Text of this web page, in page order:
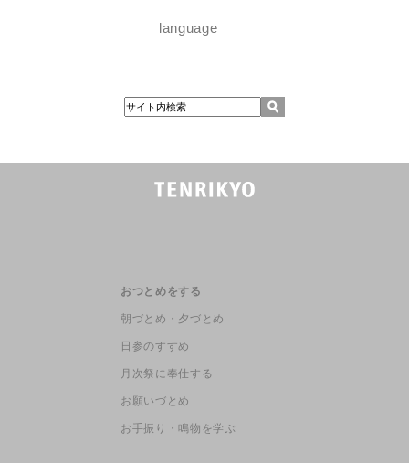
language
おつとめをする
朝づとめ・夕づとめ
日参のすすめ
月次祭に奉仕する
お願いづとめ
お手振り・鳴物を学ぶ